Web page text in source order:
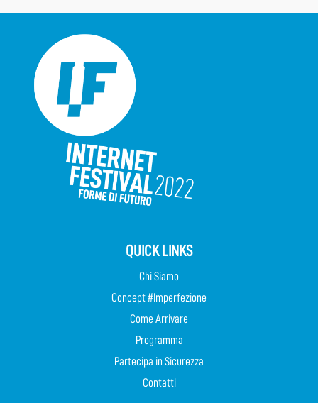
QUICK LINKS
Chi Siamo
Concept #Imperfezione
Come Arrivare
Programma
Partecipa in Sicurezza
Contatti